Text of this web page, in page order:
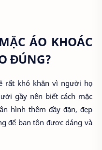
ÁO KHOÁC
ĐÚNG?
rất khó khăn vì người họ
gầy nên biết cách mặc
hình thêm đầy đặn, đẹp
để bạn tôn được dáng và